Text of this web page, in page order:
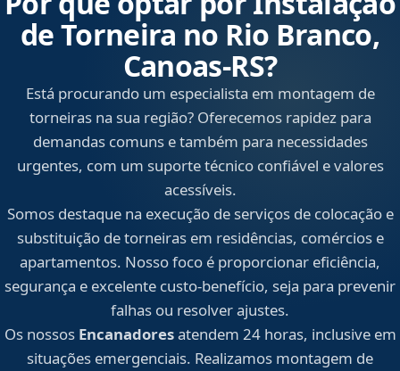
de Torneira no Rio Branco,
Canoas‑RS?
Está procurando um especialista em montagem de
torneiras na sua região? Oferecemos rapidez para
demandas comuns e também para necessidades
urgentes, com um suporte técnico confiável e valores
acessíveis.
Somos destaque na execução de serviços de colocação e
substituição de torneiras em residências, comércios e
apartamentos. Nosso foco é proporcionar eficiência,
segurança e excelente custo-benefício, seja para prevenir
falhas ou resolver ajustes.
Os nossos Encanadoresatendem 24 horas, inclusive em
situações emergenciais. Realizamos montagem de